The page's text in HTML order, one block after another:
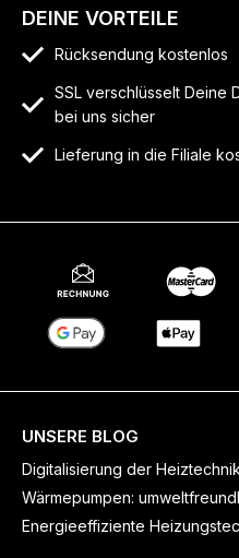
DEINE VORTEILE
Rücksendung kostenlos
SSL verschlüsselt Deine
bei uns sicher
Lieferung in die Filiale
UNSERE BLOG
Digitalisierung der Heiztechnik
Wärmepumpen:
Energieeffiziente